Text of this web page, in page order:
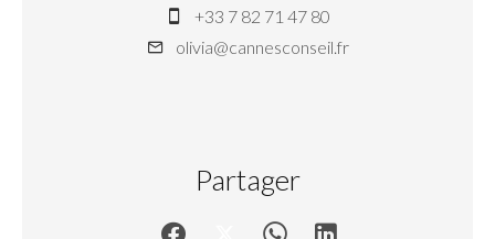
+33 7 82 71 47 80
olivia@cannesconseil.fr
Partager